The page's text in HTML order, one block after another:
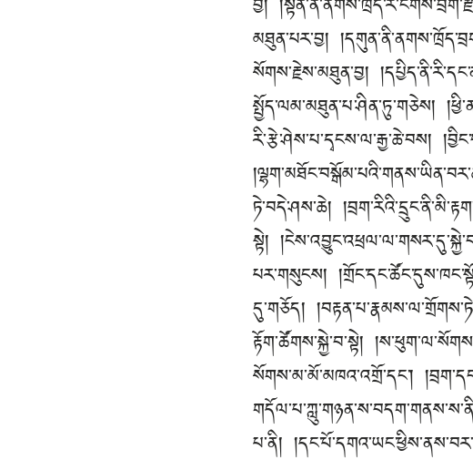
བྱ།
མཐུན་པར་བྱ།
སོགས་རྗེས་མཐུན་བྱ།
སྤྱོད་ལམ་མཐུན་པ་ཤིན་ཏུ་གཅེས།
རི་རྩེ་ཤེས་པ་དྭངས་ལ་རྒྱ་ཆེ་བས།
ཏེ་བདེ་ཤས་ཆེ།
སྟེ།
པར་གསུངས།
དུ་གཅོད།
རྟོག་ཚོགས་སྐྱེ་བ་སྟེ།
སོགས་མ་མོ་མཁའ་འགྲོ་དང༌།
པ་ནི།